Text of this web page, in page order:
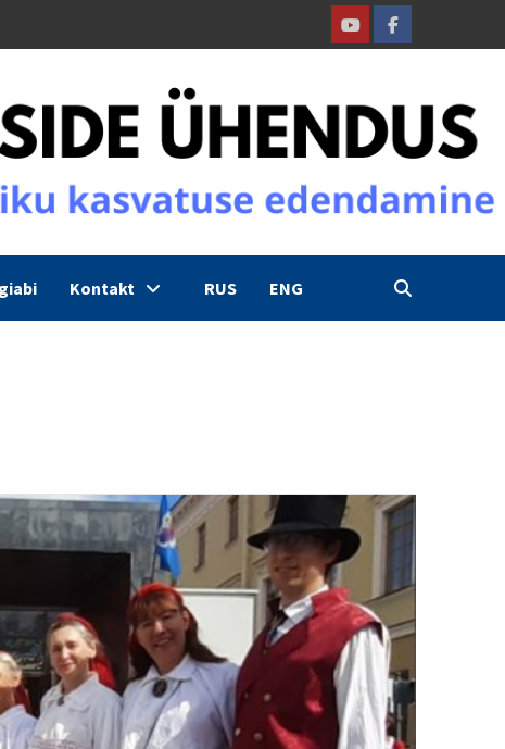
YoutubeFacebook
Kontakt RUS ENG